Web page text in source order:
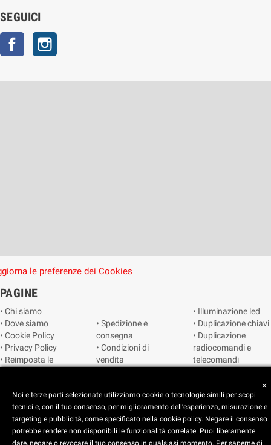
SEGUICI
Facebook
le preferenze dei Cookies
PAGINE
• Chi siamo
• Dove siamo
• Cookie Policy
• Privacy Policy
• Reimposta le
• Spedizione e
consegna
• Condizioni di
vendita
• Illuminazione led
• Duplicazione chiavi
• Duplicazione
radiocomandi e
telecomandi
• Video sorveglianza
Copyright © 2025 CEART | Negozio di elettronica Torino
close
Noi e terze parti selezionate utilizziamo cookie o tecnologie simili per scopi
tecnici e, con il tuo consenso, per miglioramento dell’esperienza, misurazione e
targeting e pubblicità, come specificato nella cookie policy. Negare il consenso
potrebbe rendere non disponibili le funzionalità correlate. Puoi liberamente
dare, negare o revocare il tuo consenso in qualsiasi momento. Per saperne di